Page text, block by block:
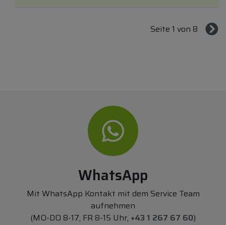
Seite 1 von 8
WhatsApp
Mit WhatsApp Kontakt mit dem Service Team
aufnehmen
(MO-DO 8-17, FR 8-15 Uhr, +43 1 267 67 60)